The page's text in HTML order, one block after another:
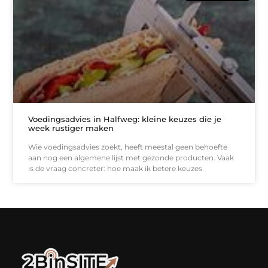
Voedingsadvies in Halfweg: kleine keuzes die je
week rustiger maken
Wie voedingsadvies zoekt, heeft meestal geen behoefte
aan nog een algemene lijst met gezonde producten. Vaak
is de vraag concreter: hoe maak ik betere keuzes